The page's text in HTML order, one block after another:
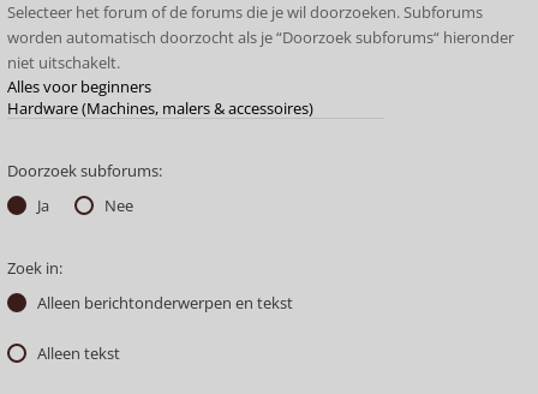
Selecteer het forum of de forums die je wil doorzoeken. Subforums
worden automatisch doorzocht als je “Doorzoek subforums“ hieronder
niet uitschakelt.
Doorzoek subforums:
Ja
Nee
Zoek in:
Alleen berichtonderwerpen en tekst
Alleen tekst